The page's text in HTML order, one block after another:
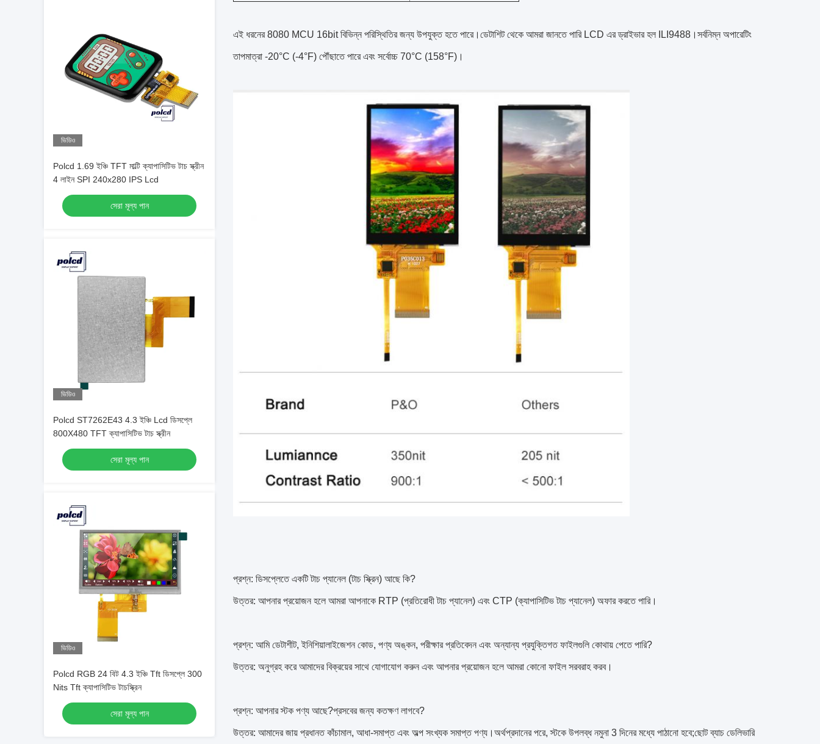
ভিডিও
Polcd 1.69 ইঞ্চি TFT মাল্টি ক্যাপাসিটিভ টাচ স্ক্রীন
4 লাইন SPI 240x280 IPS Lcd
সেরা মূল্য পান
ভিডিও
Polcd ST7262E43 4.3 ইঞ্চি Lcd ডিসপ্লে
800X480 TFT ক্যাপাসিটিভ টাচ স্ক্রীন
সেরা মূল্য পান
ভিডিও
Polcd RGB 24 বিট 4.3 ইঞ্চি Tft ডিসপ্লে 300
Nits Tft ক্যাপাসিটিভ টাচস্ক্রিন
সেরা মূল্য পান
এই ধরনের 8080 MCU 16bit বিভিন্ন পরিস্থিতির জন্য উপযুক্ত হতে পারে।ডেটাশিট থেকে আমরা জানতে পারি LCD এর ড্রাইভার হল ILI9488।সর্বনিম্ন অপারেটিং
তাপমাত্রা -20°C (-4°F) পৌঁছাতে পারে এবং সর্বোচ্চ 70°C (158°F)।
প্রশ্ন: ডিসপ্লেতে একটি টাচ প্যানেল (টাচ স্ক্রিন) আছে কি?
উত্তর: আপনার প্রয়োজন হলে আমরা আপনাকে RTP (প্রতিরোধী টাচ প্যানেল) এবং CTP (ক্যাপাসিটিভ টাচ প্যানেল) অফার করতে পারি।
প্রশ্ন: আমি ডেটাশীট, ইনিশিয়ালাইজেশন কোড, পণ্য অঙ্কন, পরীক্ষার প্রতিবেদন এবং অন্যান্য প্রযুক্তিগত ফাইলগুলি কোথায় পেতে পারি?
উত্তর: অনুগ্রহ করে আমাদের বিক্রয়ের সাথে যোগাযোগ করুন এবং আপনার প্রয়োজন হলে আমরা কোনো ফাইল সরবরাহ করব।
প্রশ্ন: আপনার স্টক পণ্য আছে?প্রসবের জন্য কতক্ষণ লাগবে?
উত্তর: আমাদের জায় প্রধানত কাঁচামাল, আধা-সমাপ্ত এবং অল্প সংখ্যক সমাপ্ত পণ্য।অর্থপ্রদানের পরে, স্টকে উপলব্ধ নমুনা 3 দিনের মধ্যে পাঠানো হবে;ছোট ব্যাচ ডেলিভারি